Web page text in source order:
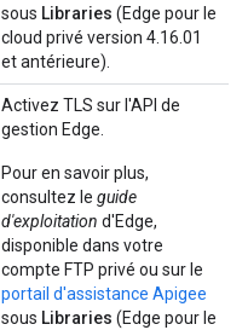
sous Libraries (Edge pour le
cloud privé version 4.16.01
et antérieure).
Activez TLS sur l'API de
gestion Edge.
Pour en savoir plus,
consultez le guide
d'exploitation d'Edge,
disponible dans votre
compte FTP privé ou sur le
portail d'assistance Apigee
sous Libraries (Edge pour le